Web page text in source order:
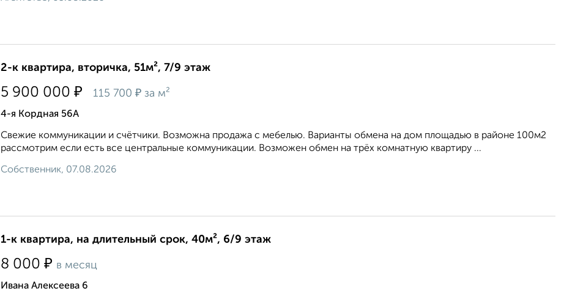
2-к квартира, вторичка, 51м², 7/9 этаж
5 900 000 ₽ 115 700 ₽ за м²
4-я Кордная 56А
Свежие коммуникации и счётчики. Возможна продажа с мебелью. Варианты обмена на дом площадью в районе 100м2
рассмотрим если есть все центральные коммуникации. Возможен обмен на трёх комнатную квартиру ...
Собственник, 07.08.2026
1-к квартира, на длительный срок, 40м², 6/9 этаж
8 000 ₽ в месяц
Ивана Алексеева 6